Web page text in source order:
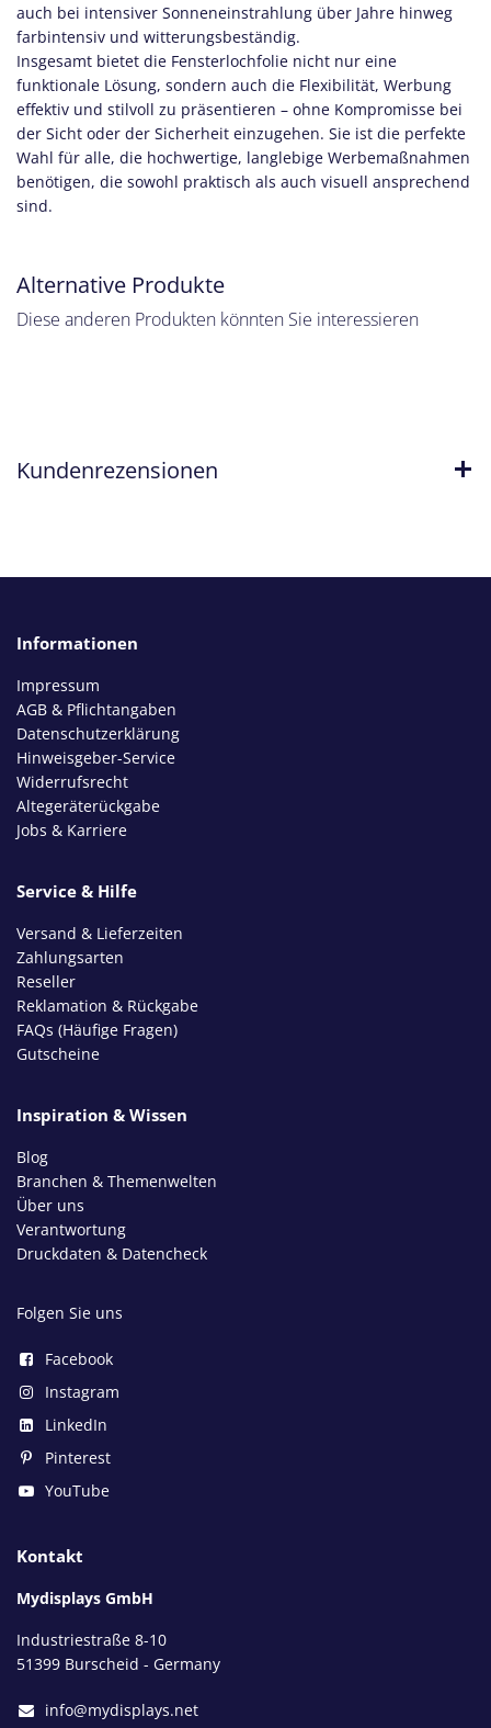
auch bei intensiver Sonneneinstrahlung über Jahre hinweg
farbintensiv und witterungsbeständig.
Insgesamt bietet die Fensterlochfolie nicht nur eine
funktionale Lösung, sondern auch die Flexibilität, Werbung
effektiv und stilvoll zu präsentieren – ohne Kompromisse bei
der Sicht oder der Sicherheit einzugehen. Sie ist die perfekte
Wahl für alle, die hochwertige, langlebige Werbemaßnahmen
benötigen, die sowohl praktisch als auch visuell ansprechend
sind.
Alternative Produkte
Diese anderen Produkten könnten Sie interessieren
Kundenrezensionen
Informationen
Impressum
AGB & Pflichtangaben
Datenschutzerklärung
Hinweisgeber-Service
Widerrufsrecht
Altegeräterückgabe
Jobs & Karriere
Service & Hilfe
Versand & Lieferzeiten
Zahlungsarten
Reseller
Reklamation & Rückgabe
FAQs (Häufige Fragen)
Gutscheine
Inspiration & Wissen
Blog
Branchen & Themenwelten
Über uns
Verantwortung
Druckdaten & Datencheck
Folgen Sie uns
Facebook
Instagram
LinkedIn
Pinterest
YouTube
Kontakt
Mydisplays GmbH
Industriestraße 8-10
51399 Burscheid - Germany
info@mydisplays.net